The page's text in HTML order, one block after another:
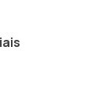
ao